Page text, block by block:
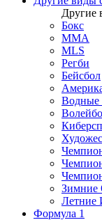
Другие
Бокс
MMA
MLS
Регби
Бейсбол
Водные
Зимние
Летние
Формула 1